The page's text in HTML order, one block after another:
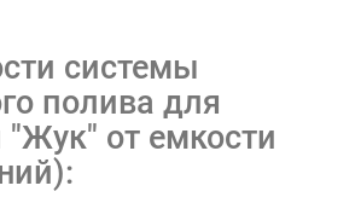
системы
полива для
"Жук" от емкости